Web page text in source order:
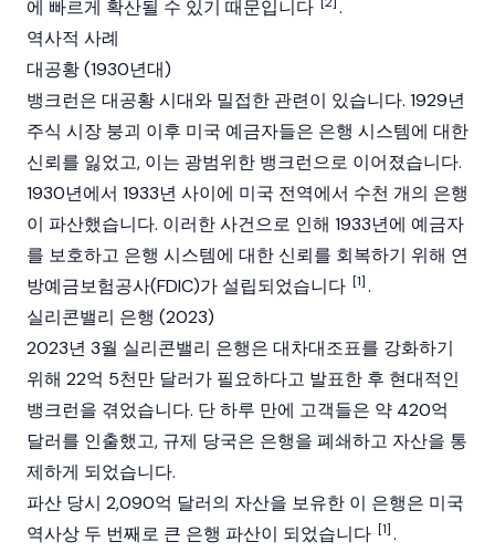
에 빠르게 확산될 수 있기 때문입니다
.
역사적 사례
대공황 (1930년대)
뱅크런은 대공황 시대와 밀접한 관련이 있습니다. 1929년
주식 시장 붕괴 이후 미국 예금자들은 은행 시스템에 대한
신뢰를 잃었고, 이는 광범위한 뱅크런으로 이어졌습니다.
1930년에서 1933년 사이에 미국 전역에서 수천 개의 은행
이 파산했습니다. 이러한 사건으로 인해 1933년에 예금자
를 보호하고 은행 시스템에 대한 신뢰를 회복하기 위해 연
방예금보험공사(FDIC)가 설립되었습니다 [1].
실리콘밸리 은행 (2023)
2023년 3월 실리콘밸리 은행은 대차대조표를 강화하기
위해 22억 5천만 달러가 필요하다고 발표한 후 현대적인
뱅크런을 겪었습니다. 단 하루 만에 고객들은 약 420억
달러를 인출했고, 규제 당국은 은행을 폐쇄하고 자산을 통
제하게 되었습니다.
파산 당시 2,090억 달러의 자산을 보유한 이 은행은 미국
역사상 두 번째로 큰 은행 파산이 되었습니다 [1].